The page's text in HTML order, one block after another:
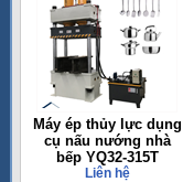
Máy ép thủy lực dụng
cụ nấu nướng nhà
bếp YQ32-315T
Liên hệ